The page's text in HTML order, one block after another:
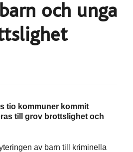
och unga
tio kommuner kommit
till grov brottslighet och
av barn till kriminella